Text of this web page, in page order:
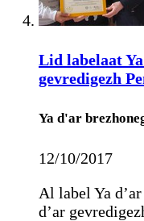
Lid labelaat
gevredigezh
Ya d'ar
12/10/2017
Al label Ya
d’ar